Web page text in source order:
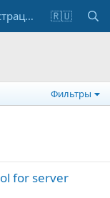
Регистрация 🇷🇺
Фильтры
for server